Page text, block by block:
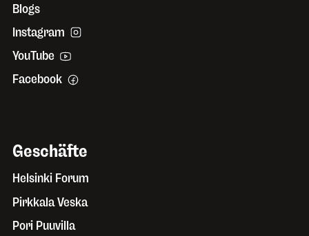
Blogs
Instagram
YouTube
Facebook
Geschäfte
Helsinki Forum
Pirkkala Veska
Pori Puuvilla